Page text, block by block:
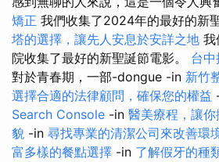
矯正 我們收集了2024年的最好的新
塔的選擇，讓先人安息於安詳之地 我
院收集了最好的新聖誕節電影。 台
對於青春期，一部-dongue -in 新竹
選擇合適的法律顧問，確保您的權益
Search Console -in 醫美療程，讓
貌 -in 尋找專業的清潔公司來改善環
富多樣的餐點選擇 -in 了解假牙的種